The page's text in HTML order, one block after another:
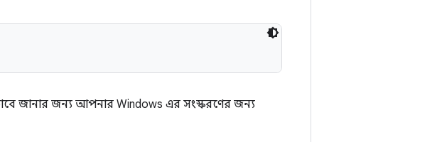
জানার জন্য আপনার Windows এর সংস্করণের জন্য